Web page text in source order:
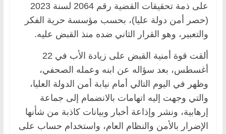
على ذمة تحقيقات القضية رقم 2064 لسنة 2023
(حصر أمن دولة عليا)، بحسب مؤسسة حرية الفكر
والتعبير، وهو القرار الثاني ضده منذ القبض عليه.
ألقت قوة أمنية القبض على زيادة الأب في 22
أغسطس، بعد سؤاله عن ابنه وعمله الصحفي،
وظهر في اليوم التالي أمام نيابة أمن الدولة العليا،
والتي وجهت إليه اتهامات بالانضمام إلى جماعة
إرهابية، ونشر وإذاعة أخبار وبيانات كاذبة من شأنها
الإضرار بالأمن والنظام العام، واستخدام حساب على